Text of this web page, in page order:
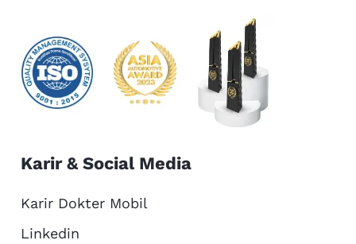
Karir & Social Media
Karir Dokter Mobil
Linkedin